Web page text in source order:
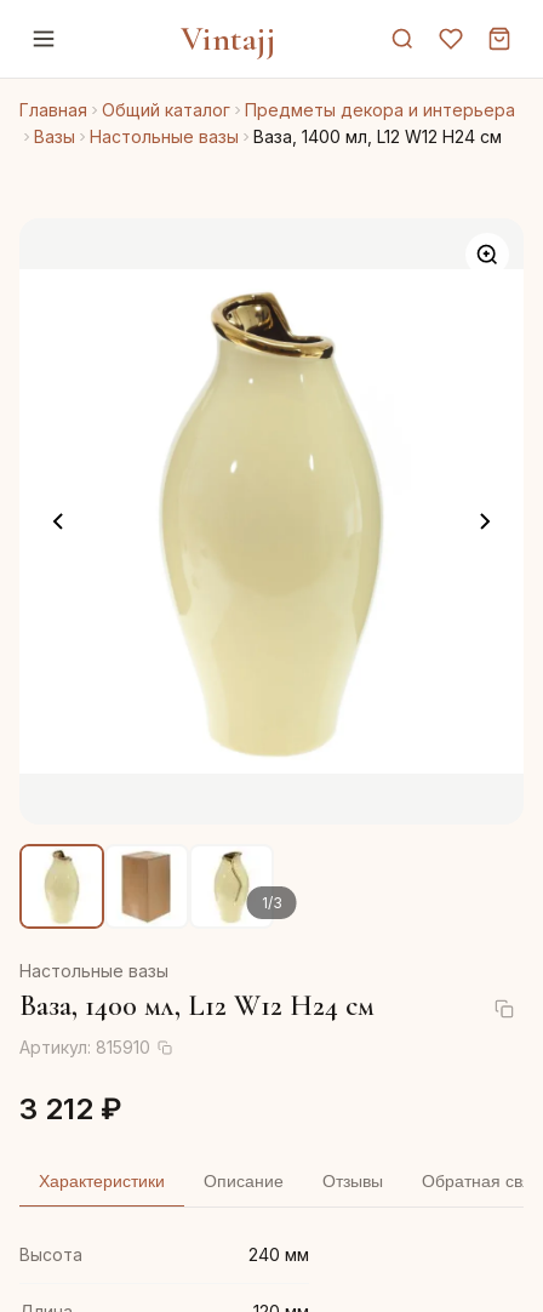
Vintajj
Главная Общий каталог
Предметы декора и интерьера
Вазы
Настольные вазы Ваза, 1400 мл, L12 W12 H24 см
1/3
Настольные вазы
Ваза, 1400 мл, L12 W12 H24 см
Артикул: 815910
3 212 ₽
Характеристики Описание Отзывы Обратная
Высота 240 мм